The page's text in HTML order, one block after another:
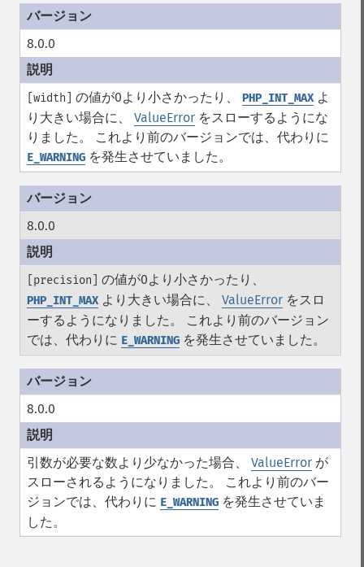
8.0.0
[width] の値が0より小さかったり、 PHP_INT_MAXよ
り大きい場合に、 ValueError をスローするようにな
りました。 これより前のバージョンでは、代わりに
E_WARNING を発生させていました。
8.0.0
[precision] の値が0より小さかったり、
PHP_INT_MAX より大きい場合に、 ValueError をスロ
ーするようになりました。 これより前のバージョン
では、代わりに E_WARNING を発生させていました。
8.0.0
引数が必要な数より少なかった場合、 ValueError が
スローされるようになりました。 これより前のバー
ジョンでは、代わりに E_WARNING を発生させていま
した。